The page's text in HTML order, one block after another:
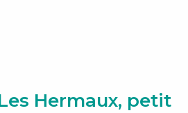
Hermaux, petit